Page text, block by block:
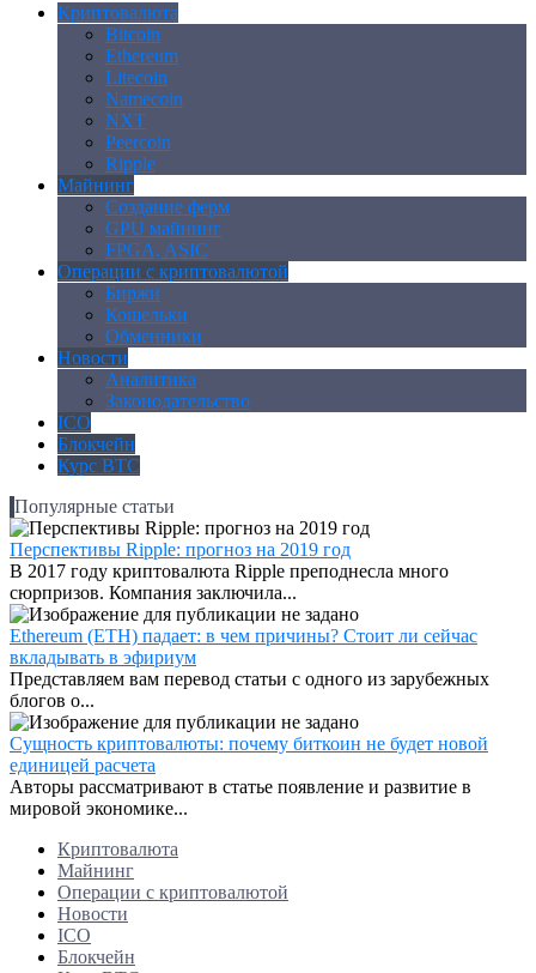
Криптовалюта
Bitcoin
Ethereum
Litecoin
Namecoin
NXT
Peercoin
Ripple
Майнинг
Создание ферм
GPU майнинг
FPGA, ASIC
Операции с криптовалютой
Биржи
Кошельки
Обменники
Новости
Аналитика
Законодательство
ICO
Блокчейн
Курс BTC
Популярные статьи
Перспективы Ripple: прогноз на 2019 год
В 2017 году криптовалюта Ripple преподнесла много
сюрпризов. Компания заключила...
Ethereum (ETH) падает: в чем причины? Стоит ли сейчас
вкладывать в эфириум
Представляем вам перевод статьи с одного из зарубежных
блогов о...
Сущность криптовалюты: почему биткоин не будет новой
единицей расчета
Авторы рассматривают в статье появление и развитие в
мировой экономике...
Криптовалюта
Майнинг
Операции с криптовалютой
Новости
ICO
Блокчейн